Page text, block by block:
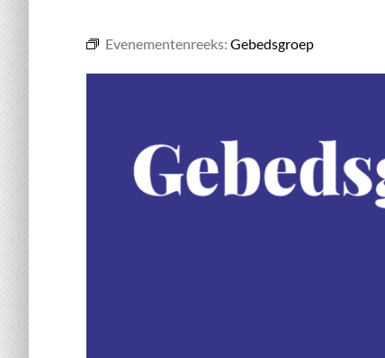
Evenementenreeks: Gebedsgroep